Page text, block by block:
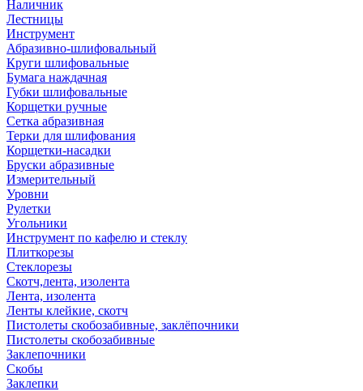
Наличник
Лестницы
Инструмент
Абразивно-шлифовальный
Круги шлифовальные
Бумага наждачная
Губки шлифовальные
Корщетки ручные
Сетка абразивная
Терки для шлифования
Корщетки-насадки
Бруски абразивные
Измерительный
Уровни
Рулетки
Угольники
Инструмент по кафелю и стеклу
Плиткорезы
Стеклорезы
Скотч,лента, изолента
Лента, изолента
Ленты клейкие, скотч
Пистолеты скобозабивные, заклёпочники
Пистолеты скобозабивные
Заклепочники
Скобы
Заклепки